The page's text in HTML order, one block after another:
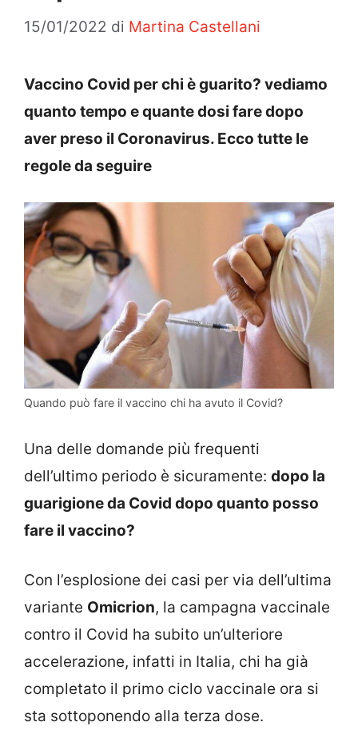
15/01/2022 di Martina Castellani
Vaccino Covid per chi è guarito? vediamo
quanto tempo e quante dosi fare dopo
aver preso il Coronavirus. Ecco tutte le
regole da seguire
Quando può fare il vaccino chi ha avuto il Covid?
Una delle domande più frequenti
dell’ultimo periodo è sicuramente: dopo la
guarigione da Covid dopo quanto posso
fare il vaccino?
Con l’esplosione dei casi per via dell’ultima
variante Omicrion, la campagna vaccinale
contro il Covid ha subito un’ulteriore
accelerazione, infatti in Italia, chi ha già
completato il primo ciclo vaccinale ora si
sta sottoponendo alla terza dose.